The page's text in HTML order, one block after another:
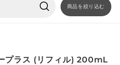
商品を絞り込む
プラス (リフィル) 200mL